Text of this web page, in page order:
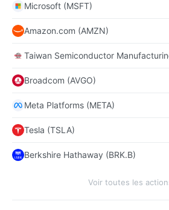
Microsoft (MSFT)
Amazon.com (AMZN)
Taiwan Semiconductor
Broadcom (AVGO)
Meta Platforms (META)
Tesla (TSLA)
Berkshire Hathaway (BRK.B)
Voir toutes les